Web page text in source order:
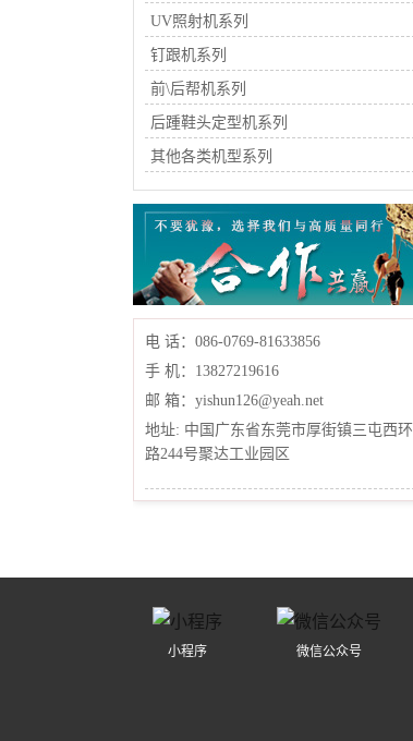
UV照射机系列
钉跟机系列
前\后帮机系列
后踵鞋头定型机系列
其他各类机型系列
电 话：086-0769-81633856
手 机：13827219616
邮 箱：yishun126@yeah.net
地址: 中国广东省东莞市厚街镇三屯西环
路244号聚达工业园区
小程序 微信公众号